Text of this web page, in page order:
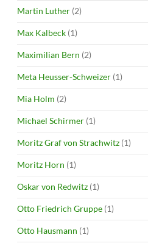
Martin Luther (2)
Max Kalbeck (1)
Maximilian Bern (2)
Meta Heusser-Schweizer (1)
Mia Holm (2)
Michael Schirmer (1)
Moritz Graf von Strachwitz (1)
Moritz Horn (1)
Oskar von Redwitz (1)
Otto Friedrich Gruppe (1)
Otto Hausmann (1)